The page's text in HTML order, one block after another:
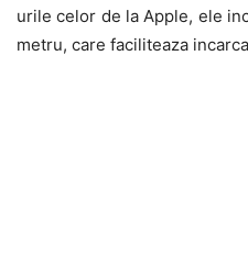
urile celor de la Apple, ele
metru, care faciliteaza